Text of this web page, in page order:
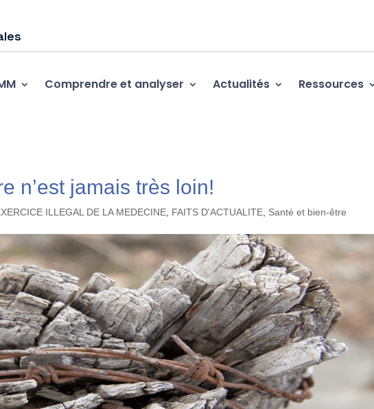
Comprendre et analyser Actualités Ressources
n’est jamais très loin!
ILLEGAL DE LA MEDECINE FAITS D'ACTUALITE Santé et bien-être